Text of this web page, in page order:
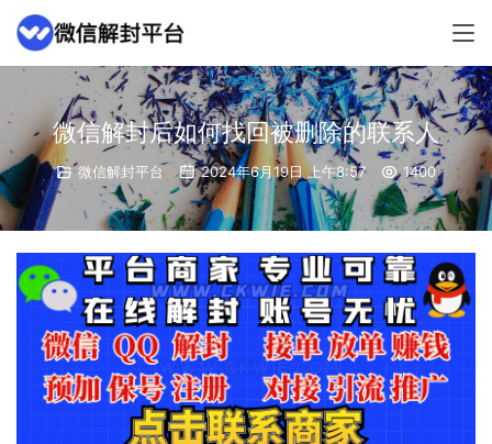
微信解封后如何找回被删除的联系人
微信解封平台 2024年6月19日 上午8:57 1400